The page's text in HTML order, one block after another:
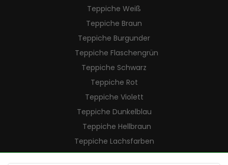
Teppiche Weiß
Teppiche Braun
Teppiche Burgunder
Teppiche Flaschengrün
Teppiche Schwarz
Teppiche Rot
Teppiche Violett
Teppiche Dunkelblau
Teppiche Hellbraun
Teppiche Lachsfarben
Teppiche Cremefarben